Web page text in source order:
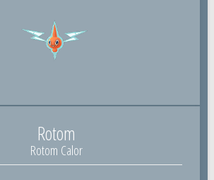
Rotom
Rotom Calor